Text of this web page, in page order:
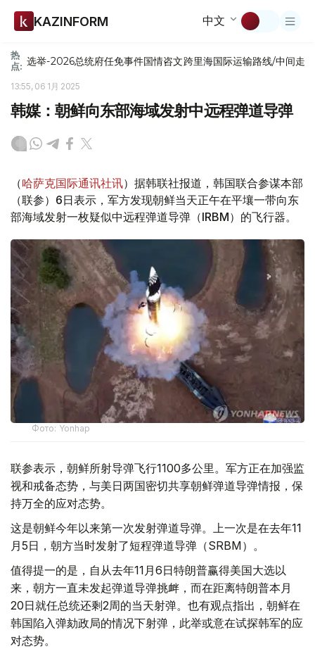
KAZINFORM 中文
热
点: 选举-2026总统府任免事件国情咨文跨里海国际运输路线/中间走廊
13:55, 06 1月 2025
韩媒：朝鲜向东部海域发射中远程弹道导弹
（哈萨克国际通讯社讯）据韩联社报道，韩国联合参谋本部
（联参）6日表示，军方发现朝鲜当天正午在平壤一带向东
部海域发射一枚疑似中远程弹道导弹（IRBM）的飞行器。
Фото: Yonhap
联参表示，朝鲜所射导弹飞行1100多公里。军方正在加强监
视和戒备态势，与美日两国密切共享朝鲜弹道导弹情报，保
持万全的应对态势。
这是朝鲜今年以来第一次发射弹道导弹。上一次是在去年11
月5日，朝方当时发射了短程弹道导弹（SRBM）。
值得提一的是，自从去年11月6日特朗普赢得美国大选以
来，朝方一直未发起弹道导弹挑衅，而在距离特朗普本月
20日就任总统还剩2周的当天射弹。也有观点指出，朝鲜在
韩国陷入弹劾政局的情况下射弹，此举或意在试探韩军的应
对态势。